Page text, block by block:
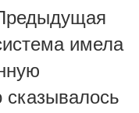
имела